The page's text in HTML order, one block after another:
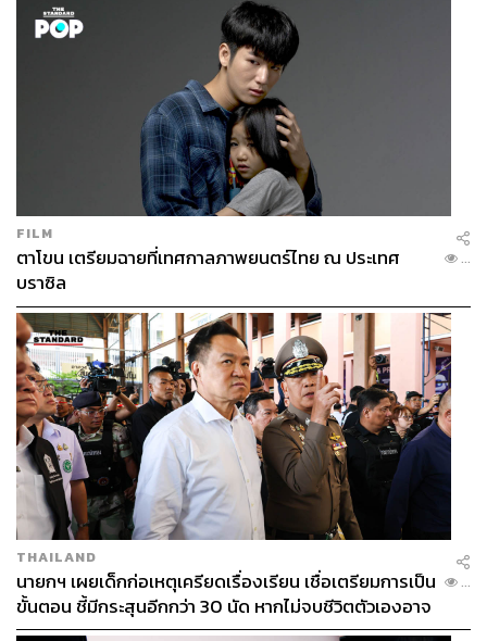
FILM
ตาโขน เตรียมฉายที่เทศกาลภาพยนตร์ไทย ณ ประเทศ
บราซิล
...
THAILAND
นายกฯ เผยเด็กก่อเหตุเครียดเรื่องเรียน เชื่อเตรียมการเป็น
ขั้นตอน ชี้มีกระสุนอีกกว่า 30 นัด หากไม่จบชีวิตตัวเองอาจ
สูญเสียเพิ่ม
...